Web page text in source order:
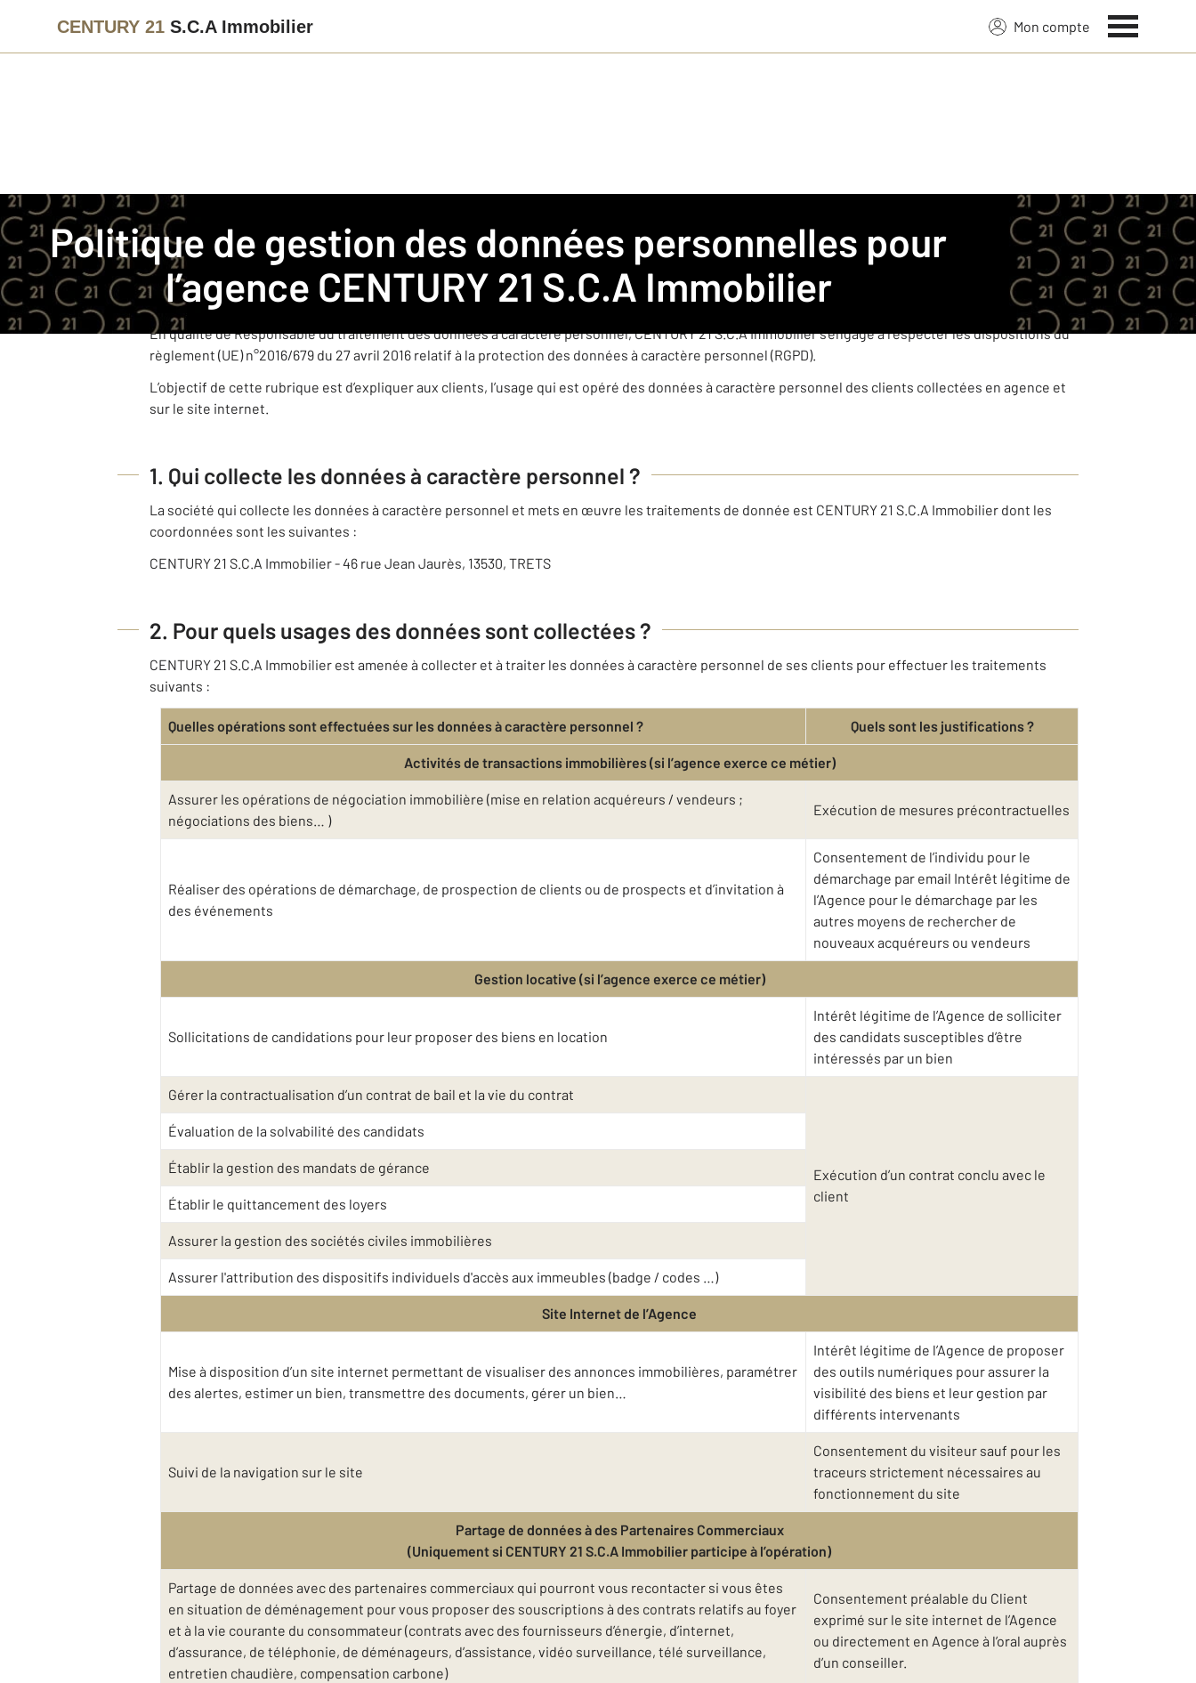
CENTURY 21 S.C.A Immobilier Mon compte
Politique de gestion des données personnelles pour
l’agence CENTURY 21 S.C.A Immobilier
Immobilier Politique de gestion des données personnelles pour l’agence CENTURY 21 S.C.A Immobilier
CENTURY 21 S.C.A Immobilier est une agence immobilière franchisée membre du réseau de franchise CENTURY 21.
Cette agence, juridiquement et financièrement indépendante est amenée à collecter et traiter des données à caractère personnel de ses clients
dans le cadre de ses activités.
En qualité de Responsable du traitement des données à caractère personnel, CENTURY 21 S.C.A Immobilier s’engage à respecter les dispositions du
règlement (UE) n°2016/679 du 27 avril 2016 relatif à la protection des données à caractère personnel (RGPD).
L’objectif de cette rubrique est d’expliquer aux clients, l’usage qui est opéré des données à caractère personnel des clients collectées en agence et
sur le site internet.
1. Qui collecte les données à caractère personnel ?
La société qui collecte les données à caractère personnel et mets en œuvre les traitements de donnée est CENTURY 21 S.C.A Immobilier dont les
coordonnées sont les suivantes :
CENTURY 21 S.C.A Immobilier - 46 rue Jean Jaurès, 13530, TRETS
2. Pour quels usages des données sont collectées ?
CENTURY 21 S.C.A Immobilier est amenée à collecter et à traiter les données à caractère personnel de ses clients pour effectuer les traitements
suivants :
Quelles opérations sont effectuées sur les données à caractère personnel ? Quels sont les justifications ?
Activités de transactions immobilières (si l’agence exerce ce métier)
Assurer les opérations de négociation immobilière (mise en relation acquéreurs / vendeurs ;
négociations des biens… )
Exécution de mesures précontractuelles
Réaliser des opérations de démarchage, de prospection de clients ou de prospects et d’invitation à
des événements
Consentement de l’individu pour le
démarchage par email Intérêt légitime de
l’Agence pour le démarchage par les
autres moyens de rechercher de
nouveaux acquéreurs ou vendeurs
Gestion locative (si l’agence exerce ce métier)
Sollicitations de candidations pour leur proposer des biens en location
Intérêt légitime de l’Agence de solliciter
des candidats susceptibles d’être
intéressés par un bien
Gérer la contractualisation d’un contrat de bail et la vie du contrat
Exécution d’un contrat conclu avec le
client
Évaluation de la solvabilité des candidats
Établir la gestion des mandats de gérance
Établir le quittancement des loyers
Assurer la gestion des sociétés civiles immobilières
Assurer l'attribution des dispositifs individuels d'accès aux immeubles (badge / codes …)
Site Internet de l’Agence
Mise à disposition d’un site internet permettant de visualiser des annonces immobilières, paramétrer
des alertes, estimer un bien, transmettre des documents, gérer un bien…
Intérêt légitime de l’Agence de proposer
des outils numériques pour assurer la
visibilité des biens et leur gestion par
différents intervenants
Suivi de la navigation sur le site
Consentement du visiteur sauf pour les
traceurs strictement nécessaires au
fonctionnement du site
Partage de données à des Partenaires Commerciaux
(Uniquement si CENTURY 21 S.C.A Immobilier participe à l’opération)
Partage de données avec des partenaires commerciaux qui pourront vous recontacter si vous êtes
en situation de déménagement pour vous proposer des souscriptions à des contrats relatifs au foyer
et à la vie courante du consommateur (contrats avec des fournisseurs d’énergie, d’internet,
d’assurance, de téléphonie, de déménageurs, d’assistance, vidéo surveillance, télé surveillance,
entretien chaudière, compensation carbone)
Consentement préalable du Client
exprimé sur le site internet de l’Agence
ou directement en Agence à l’oral auprès
d’un conseiller.